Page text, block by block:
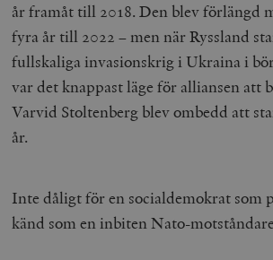
år framåt till 2018. Den blev förlängd
fyra år till 2022 – men när Ryssland
fullskaliga invasionskrig i Ukraina i
var det knappast läge för alliansen att
Varvid Stoltenberg blev ombedd att
år.
Inte dåligt för en socialdemokrat som
känd som en inbiten Nato-